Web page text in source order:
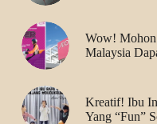
Wow!
Malaysia
Kreatif! Ibu
Yang “Fun”